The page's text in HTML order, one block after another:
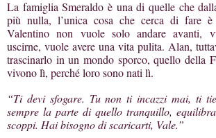
La famiglia Smeraldo è una di quelle che
più nulla, l’unica cosa che cerca di fare è
Valentino non vuole solo andare avanti,
uscirne, vuole avere una vita pulita. Alan,
trascinarlo in un mondo sporco, quello della
vivono lì, perché loro sono nati lì.
“Ti devi sfogare. Tu non ti incazzi mai, ti
sempre la parte di quello tranquillo,
scoppi. Hai bisogno di scaricarti, Vale.”